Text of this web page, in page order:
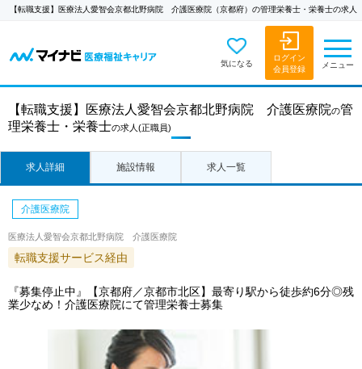
【転職支援】医療法人愛智会京都北野病院 介護医療院（京都府）の管理栄養士・栄養士の求人
気になる
ログイン
会員登録
メニュー
【転職支援】 医療法人愛智会京都北野病院 介護医療院の管
理栄養士・栄養士の求人 (正職員)
求人詳細 施設情報 求人一覧
介護医療院
医療法人愛智会京都北野病院 介護医療院
転職支援サービス経由
『募集停止中』【京都府／京都市北区】最寄り駅から徒歩約6分◎残
業少なめ！介護医療院にて管理栄養士募集